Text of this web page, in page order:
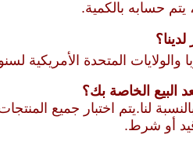
حسابه بالكمية.
والولايات المتحدة الأمريكية
الخاصة بك؟
قيد أو شرط.